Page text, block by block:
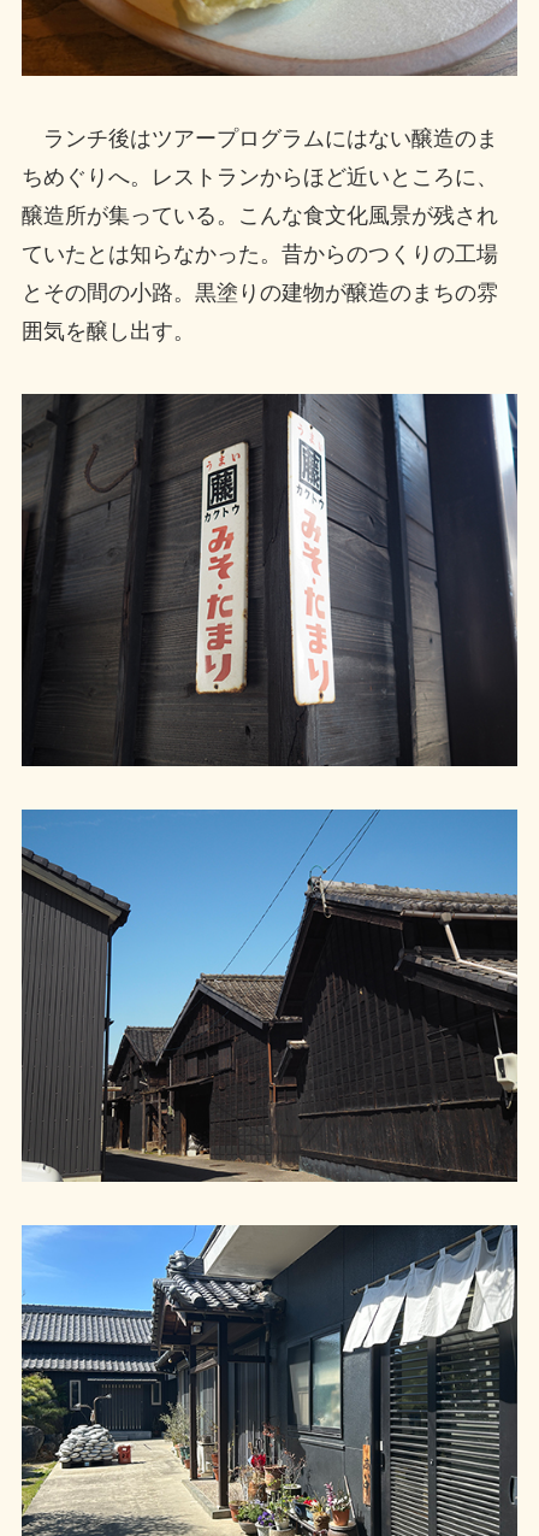
ランチ後はツアープログラムにはない醸造のま
ちめぐりへ。レストランからほど近いところに、
醸造所が集っている。こんな食文化風景が残され
ていたとは知らなかった。昔からのつくりの工場
とその間の小路。黒塗りの建物が醸造のまちの雰
囲気を醸し出す。